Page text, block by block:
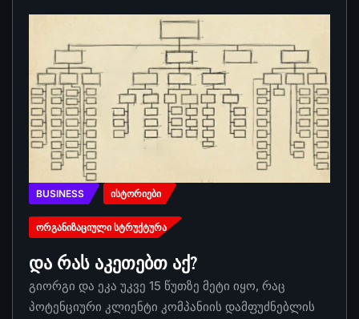
BUSINESS ᲘᲡᲢᲝᲠᲘᲔᲑᲘ
ᲝᲠᲒᲐᲜᲘᲖᲐᲪᲘᲣᲚᲘ ᲡᲢᲠᲣᲥᲢᲣᲠᲐ
და რას აკეთებთ აქ?
გიორგი და ეკა უკვე 15 წუთზე მეტი იყო, რაც
პოტენციური კლიენტი კომპანიის დამფუძნებლის